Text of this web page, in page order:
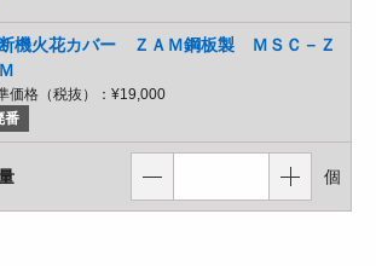
機火花カバー ＺＡＭ鋼板製 ＭＳＣ－Ｚ
価格（税抜）： ¥19,000
番
個